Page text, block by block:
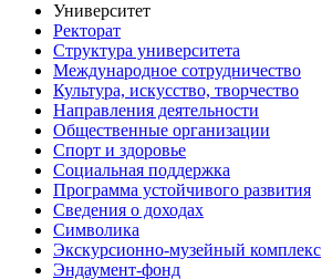
Университет
Ректорат
Структура университета
Международное сотрудничество
Культура, искусство, творчество
Направления деятельности
Общественные организации
Спорт и здоровье
Социальная поддержка
Программа устойчивого развития
Сведения о доходах
Символика
Экскурсионно-музейный комплекс
Эндаумент-фонд